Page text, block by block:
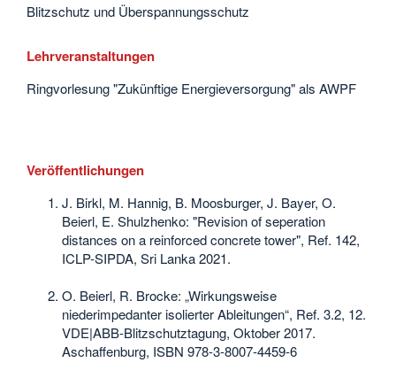
Blitzschutz und Überspannungsschutz
Lehrveranstaltungen
Ringvorlesung "Zukünftige Energieversorgung" als AWPF
Veröffentlichungen
J. Birkl, M. Hannig, B. Moosburger, J. Bayer, O.
Beierl, E. Shulzhenko: "Revision of seperation
distances on a reinforced concrete tower", Ref. 142,
ICLP-SIPDA, Sri Lanka 2021.
O. Beierl, R. Brocke: „Wirkungsweise
niederimpedanter isolierter Ableitungen“, Ref. 3.2, 12.
VDE|ABB-Blitzschutztagung, Oktober 2017.
Aschaffenburg, ISBN 978-3-8007-4459-6